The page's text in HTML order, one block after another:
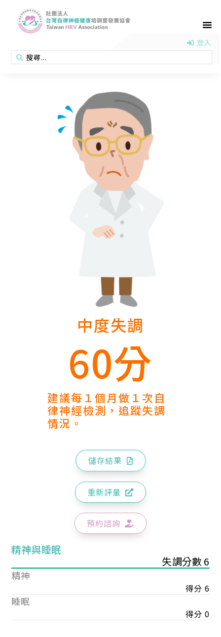
登入
中度失調
60分
建議每１個月做１次自
律神經檢測，追蹤失調
情況。
儲存結果
重新評量
預約諮詢
精神與睡眠
失調分數 6
精神
得分 6
睡眠
得分 0